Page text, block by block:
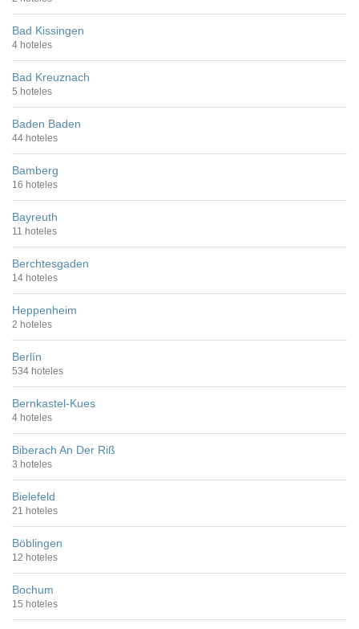
Bad Kissingen
4 hoteles
Bad Kreuznach
5 hoteles
Baden Baden
44 hoteles
Bamberg
16 hoteles
Bayreuth
11 hoteles
Berchtesgaden
14 hoteles
Heppenheim
2 hoteles
Berlín
534 hoteles
Bernkastel-Kues
4 hoteles
Biberach An Der Riß
3 hoteles
Bielefeld
21 hoteles
Böblingen
12 hoteles
Bochum
15 hoteles